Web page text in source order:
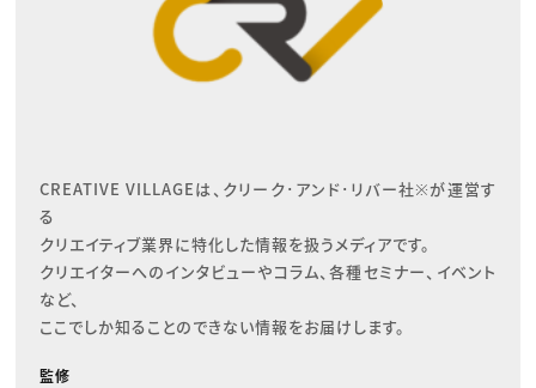
CREATIVE VILLAGEは、クリーク･アンド･リバー社※が運営す
る
クリエイティブ業界に特化した情報を扱うメディアです。
クリエイターへのインタビューやコラム、各種セミナー、イベント
など、
ここでしか知ることのできない情報をお届けします。
監修